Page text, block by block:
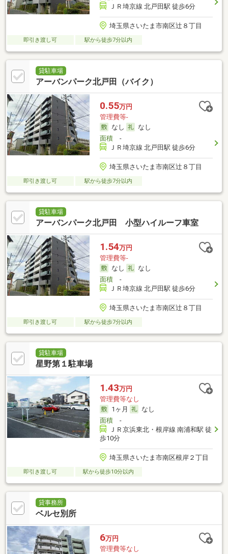
ＪＲ埼京線 北戸田駅 徒歩6分
埼玉県さいたま市南区辻８丁目
即引き渡し可 駅から徒歩7分以内
貸駐車場
アーバンパーク北戸田（バイク）
0.55万円
管理費等-
なし
なし
面積-
ＪＲ埼京線 北戸田駅 徒歩6分
埼玉県さいたま市南区辻８丁目
即引き渡し可 駅から徒歩7分以内
貸駐車場
アーバンパーク北戸田 小型ハイルーフ車室
1.54万円
管理費等-
なし
なし
面積-
ＪＲ埼京線 北戸田駅 徒歩6分
埼玉県さいたま市南区辻８丁目
即引き渡し可 駅から徒歩7分以内
貸駐車場
星野第１駐車場
1.43万円
管理費等なし
1ヶ月
なし
面積-
ＪＲ京浜東北・根岸線 南浦和駅 徒
歩10分
埼玉県さいたま市南区根岸２丁目
即引き渡し可 駅から徒歩10分以内
貸事務所
ベルセ別所
6万円
管理費等なし